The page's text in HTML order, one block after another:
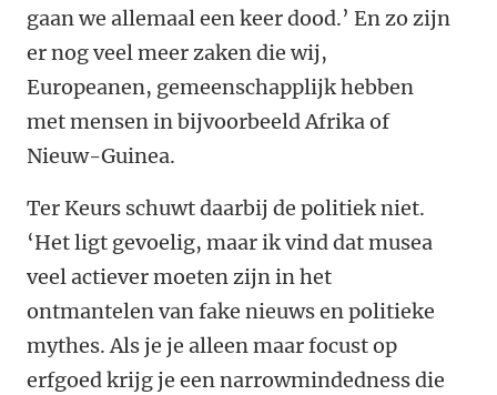
gaan we allemaal een keer dood.’ En zo zijn
er nog veel meer zaken die wij,
Europeanen, gemeenschapplijk hebben
met mensen in bijvoorbeeld Afrika of
Nieuw-Guinea.
Ter Keurs schuwt daarbij de politiek niet.
‘Het ligt gevoelig, maar ik vind dat musea
veel actiever moeten zijn in het
ontmantelen van fake nieuws en politieke
mythes. Als je je alleen maar focust op
erfgoed krijg je een narrowmindedness die